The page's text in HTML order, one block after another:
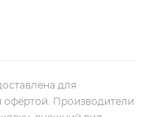
для
офертой. Производители